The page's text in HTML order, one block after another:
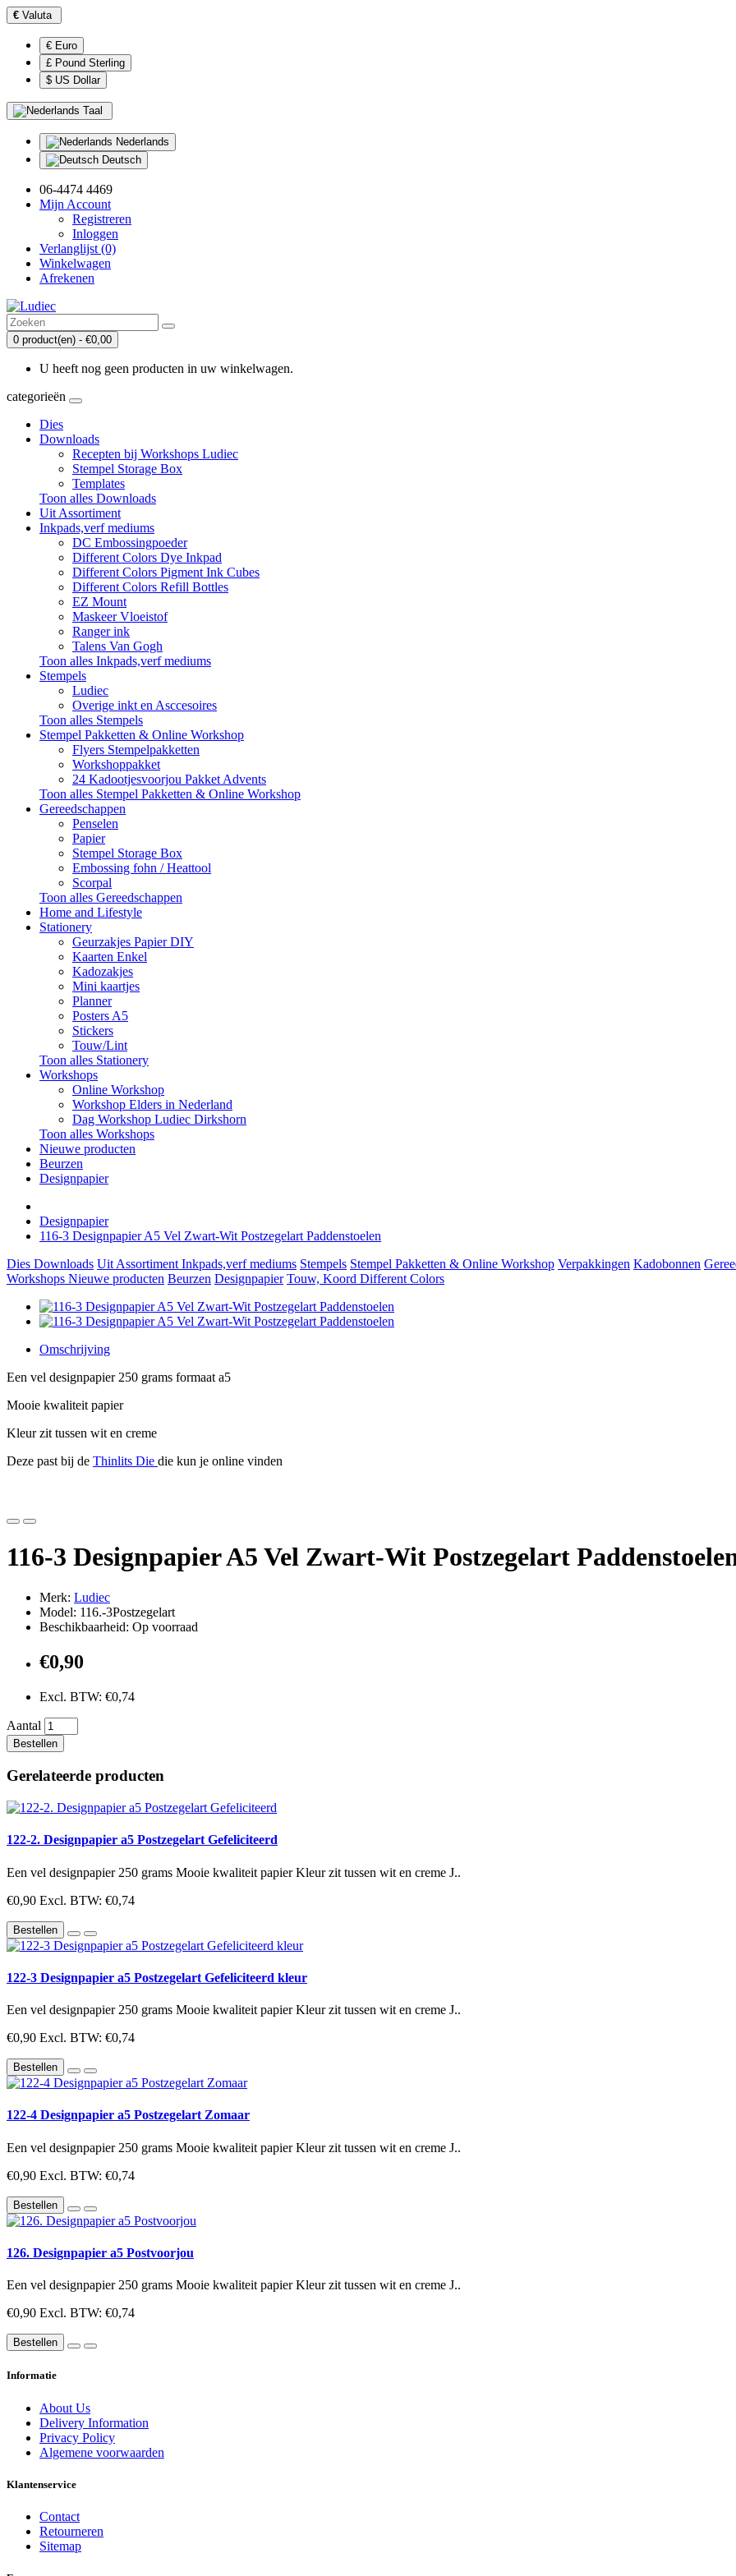
€ Valuta
€ Euro
£ Pound Sterling
$ US Dollar
Taal
Nederlands
Deutsch
06-4474 4469
Mijn Account
Registreren
Inloggen
Verlanglijst (0)
Winkelwagen
Afrekenen
0 product(en) - €0,00
U heeft nog geen producten in uw winkelwagen.
categorieën
Dies
Downloads
Recepten bij Workshops Ludiec
Stempel Storage Box
Templates
Toon alles Downloads
Uit Assortiment
Inkpads,verf mediums
DC Embossingpoeder
Different Colors Dye Inkpad
Different Colors Pigment Ink Cubes
Different Colors Refill Bottles
EZ Mount
Maskeer Vloeistof
Ranger ink
Talens Van Gogh
Toon alles Inkpads,verf mediums
Stempels
Ludiec
Overige inkt en Asccesoires
Toon alles Stempels
Stempel Pakketten & Online Workshop
Flyers Stempelpakketten
Workshoppakket
24 Kadootjesvoorjou Pakket Advents
Toon alles Stempel Pakketten & Online Workshop
Gereedschappen
Penselen
Papier
Stempel Storage Box
Embossing fohn / Heattool
Scorpal
Toon alles Gereedschappen
Home and Lifestyle
Stationery
Geurzakjes Papier DIY
Kaarten Enkel
Kadozakjes
Mini kaartjes
Planner
Posters A5
Stickers
Touw/Lint
Toon alles Stationery
Workshops
Online Workshop
Workshop Elders in Nederland
Dag Workshop Ludiec Dirkshorn
Toon alles Workshops
Nieuwe producten
Beurzen
Designpapier
Designpapier
116-3 Designpapier A5 Vel Zwart-Wit Postzegelart Paddenstoelen
Dies Downloads Uit Assortiment Inkpads,verf mediums Stempels Stempel Pakketten & Online Workshop Verpakkingen Kadobonnen
Workshops Nieuwe producten Beurzen Designpapier Touw, Koord Different Colors
Omschrijving
Een vel designpapier 250 grams formaat a5
Mooie kwaliteit papier
Kleur zit tussen wit en creme
Deze past bij de Thinlits Die die kun je online vinden
116-3 Designpapier A5 Vel Zwart-Wit Postzegelart
Merk: Ludiec
Model: 116.-3Postzegelart
Beschikbaarheid: Op voorraad
€0,90
Excl. BTW: €0,74
Aantal
Bestellen
Gerelateerde producten
122-2. Designpapier a5 Postzegelart Gefeliciteerd
Een vel designpapier 250 grams Mooie kwaliteit papier Kleur zit tussen wit en creme J..
€0,90 Excl. BTW: €0,74
Bestellen
122-3 Designpapier a5 Postzegelart Gefeliciteerd kleur
Een vel designpapier 250 grams Mooie kwaliteit papier Kleur zit tussen wit en creme J..
€0,90 Excl. BTW: €0,74
Bestellen
122-4 Designpapier a5 Postzegelart Zomaar
Een vel designpapier 250 grams Mooie kwaliteit papier Kleur zit tussen wit en creme J..
€0,90 Excl. BTW: €0,74
Bestellen
126. Designpapier a5 Postvoorjou
Een vel designpapier 250 grams Mooie kwaliteit papier Kleur zit tussen wit en creme J..
€0,90 Excl. BTW: €0,74
Bestellen
Informatie
About Us
Delivery Information
Privacy Policy
Algemene voorwaarden
Klantenservice
Contact
Retourneren
Sitemap